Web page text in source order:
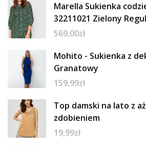
Marella Sukienka
32211021 Zielony
569,00zł
Mohito - Sukienka z
Granatowy
159,99zł
Top damski na lato z
zdobieniem
19,99zł